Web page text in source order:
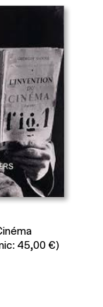
45,00 €)